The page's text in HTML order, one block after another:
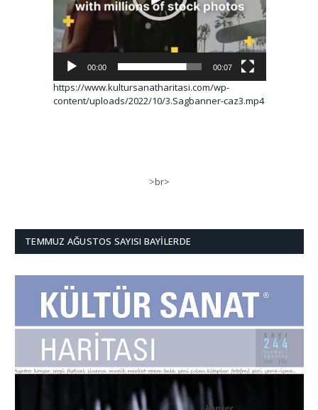
00:00 00:07
https://www.kultursanatharitasi.com/wp-
content/uploads/2022/10/3.Sagbanner-caz3.mp4
>br>
TEMMUZ AĞUSTOS SAYISI BAYILERDE